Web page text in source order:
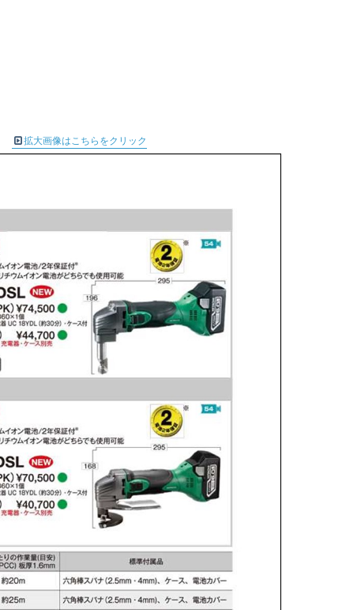
拡大画像はこちらをクリック